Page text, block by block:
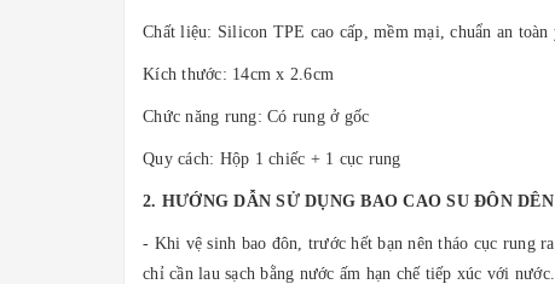
Chất liệu: Silicon TPE cao cấp, mềm mại, chuẩn an toàn
Kích thước: 14cm x 2.6cm
Chức năng rung: Có rung ở gốc
Quy cách: Hộp 1 chiếc + 1 cục rung
2. HƯỚNG DẪN SỬ DỤNG BAO CAO SU ĐÔN
- Khi vệ sinh bao đôn, trước hết bạn nên tháo cục rung
chỉ cần lau sạch bằng nước ấm hạn chế tiếp xúc với nước.